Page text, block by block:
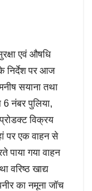
एवं औषधि
निर्देश पर आज
सयाना तथा
6 नंबर पुलिया,
विक्रय
पर एक वाहन से
पाया गया वाहन
वरिष्ठ खाद्य
का नमूना जॉच